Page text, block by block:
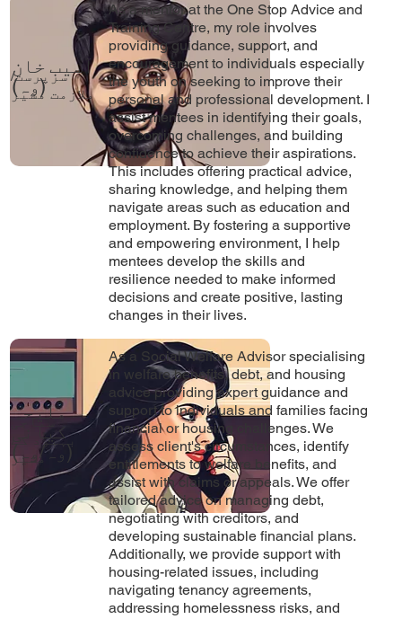
آسیب خان
(وہ)
سرپرست/
ملازمت مشیر
As a mentor at the One Stop Advice and
Training Centre, my role involves
providing guidance, support, and
encouragement to individuals especially
the youth on seeking to improve their
personal and professional development. I
assist mentees in identifying their goals,
overcoming challenges, and building
confidence to achieve their aspirations.
This includes offering practical advice,
sharing knowledge, and helping them
navigate areas such as education and
employment. By fostering a supportive
and empowering environment, I help
mentees develop the skills and
resilience needed to make informed
decisions and create positive, lasting
changes in their lives.
ملیحہ
کیانی
(وہ/وہ)
سماجی
بہبود کے
مشیر
As a Social Welfare Advisor specialising
in welfare benefits, debt, and housing
advice providing expert guidance and
support to individuals and families facing
financial or housing challenges. We
assess client's circumstances, identify
entitlements to welfare benefits, and
assist with claims or appeals. We offer
tailored advice on managing debt,
negotiating with creditors, and
developing sustainable financial plans.
Additionally, we provide support with
housing-related issues, including
navigating tenancy agreements,
addressing homelessness risks, and